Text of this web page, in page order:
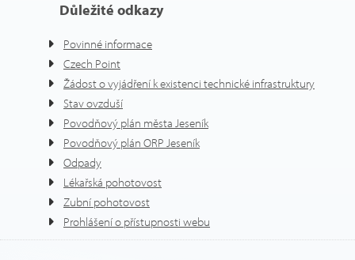
Důležité odkazy
Povinné informace
Czech Point
Žádost o vyjádření k existenci technické infrastruktury
Stav ovzduší
Povodňový plán města Jeseník
Povodňový plán ORP Jeseník
Odpady
Lékařská pohotovost
Zubní pohotovost
Prohlášení o přístupnosti webu